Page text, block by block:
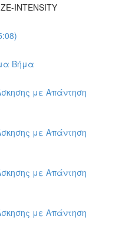
INTENSITY
Βήμα
με Απάντηση
με Απάντηση
με Απάντηση
με Απάντηση